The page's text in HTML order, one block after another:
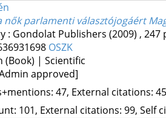
nők parlamenti választójogáért
: Gondolat Publishers (2009) , 247
OSZK
(Book) | Scientific
approved]
47, External citations:
101, External citations: 99, Self